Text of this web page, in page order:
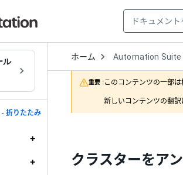
ル
- 折りたたみ
ホーム Open
Dropdown
to
choose
product
Automation Suite
重要 :このコンテンツの一部
新しいコンテンツの翻訳
クラスターをア